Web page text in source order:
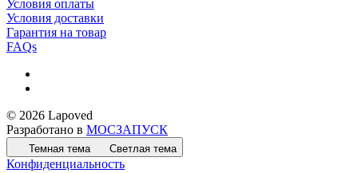
Условия оплаты
Условия доставки
Гарантия на товар
FAQs
© 2026 Lapoved
Разработано в МОСЗАПУСК
Темная тема Светлая тема
Конфиденциальность